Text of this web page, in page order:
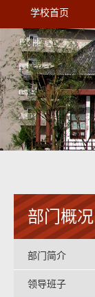
学校首页
部门概况
部门简介
领导班子